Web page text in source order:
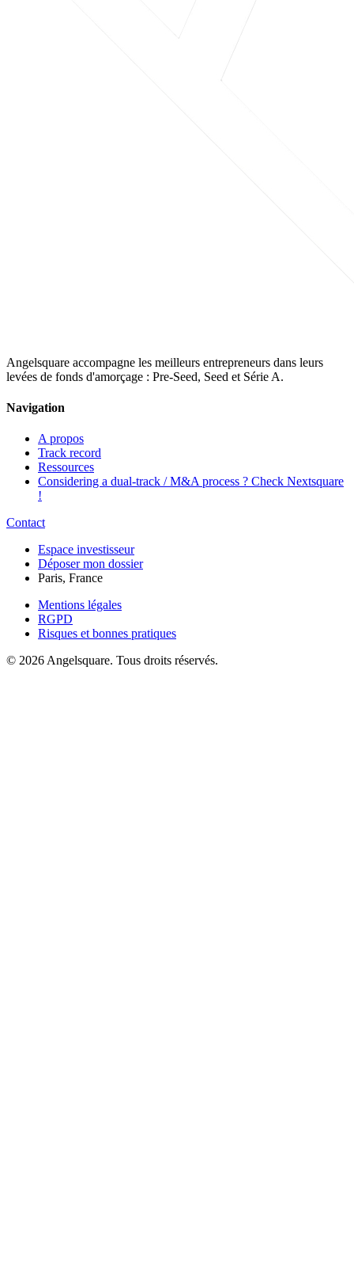
Angelsquare accompagne les meilleurs entrepreneurs dans leurs
levées de fonds d'amorçage : Pre-Seed, Seed et Série A.
Navigation
A propos
Track record
Ressources
Considering a dual-track / M&A process ? Check Nextsquare
!
Contact
Espace investisseur
Déposer mon dossier
Paris, France
Mentions légales
RGPD
Risques et bonnes pratiques
© 2026 Angelsquare. Tous droits réservés.